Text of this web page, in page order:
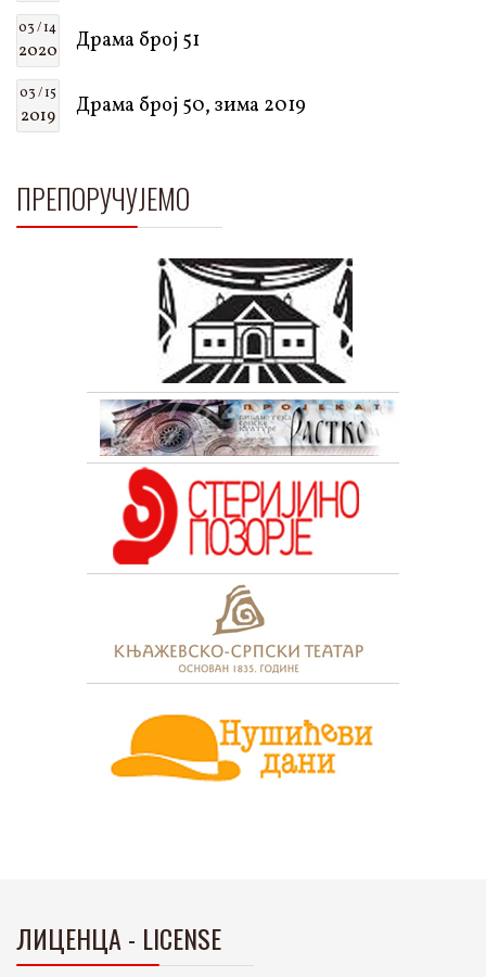
03 / 14
2020 Драма број 51
03 / 15
2019 Драма број 50, зима 2019
ПРЕПОРУЧУЈЕМО
ЛИЦЕНЦА - LICENSE